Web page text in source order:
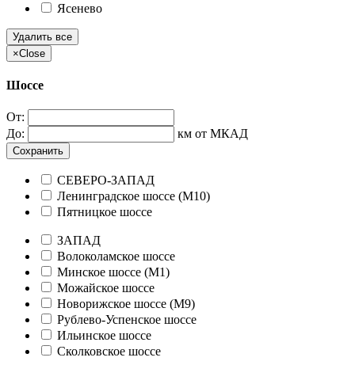
Ясенево
Удалить все
×Close
Шоссе
От:
До:
км от МКАД
Сохранить
СЕВЕРО-ЗАПАД
Ленинградское шоссе (М10)
Пятницкое шоссе
ЗАПАД
Волоколамское шоссе
Минское шоссе (М1)
Можайское шоссе
Новорижское шоссе (М9)
Рублево-Успенское шоссе
Ильинское шоссе
Сколковское шоссе